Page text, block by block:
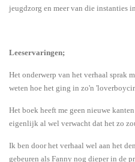
jeugdzorg en meer van die instanties
Leeservaringen;
Het onderwerp van het verhaal sprak
weten hoe het ging in zo'n
Het boek heeft me geen nieuwe
eigenlijk al wel verwacht dat het zo
Ik ben door het verhaal wel aan het
gebeuren als Fanny nog dieper in de